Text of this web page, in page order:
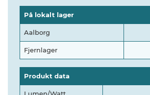
På lokalt lager
Aalborg
Fjernlager
Produkt data
Lumen/Watt